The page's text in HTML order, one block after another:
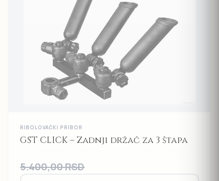
RIBOLOVAČKI PRIBOR
GST CLICK – Zadnji držač za 3 štapa
5.400,00RSD